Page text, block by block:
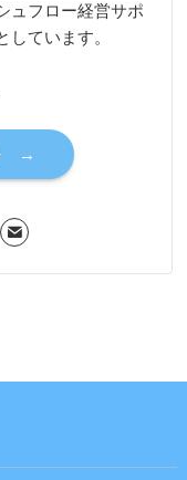
ュフロー経営サポ
ています。
→